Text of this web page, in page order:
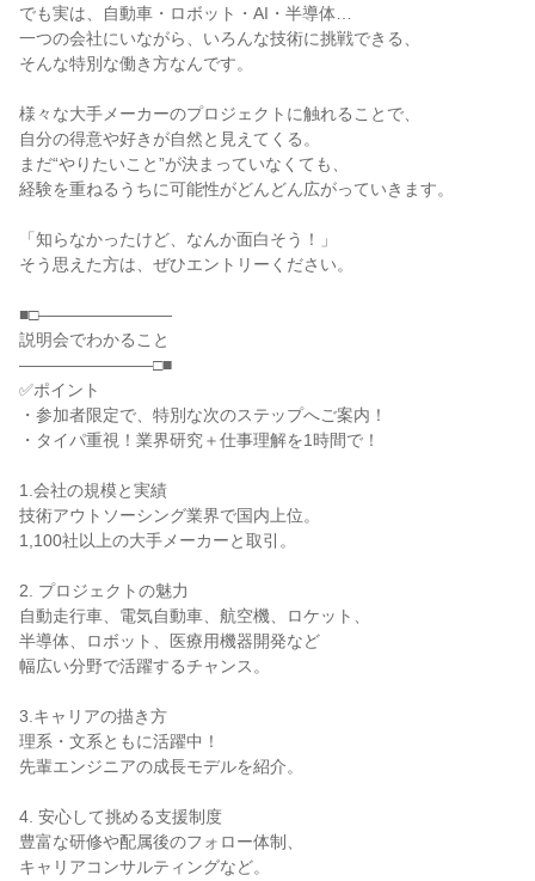
でも実は、自動車・ロボット・AI・半導体…
一つの会社にいながら、いろんな技術に挑戦できる、
そんな特別な働き方なんです。
様々な大手メーカーのプロジェクトに触れることで、
自分の得意や好きが自然と見えてくる。
まだ“やりたいこと”が決まっていなくても、
経験を重ねるうちに可能性がどんどん広がっていきます。
「知らなかったけど、なんか面白そう！」
そう思えた方は、ぜひエントリーください。
■□――――――――
説明会でわかること
――――――――□■
✅ポイント
・参加者限定で、特別な次のステップへご案内！
・タイパ重視！業界研究＋仕事理解を1時間で！
1.会社の規模と実績
技術アウトソーシング業界で国内上位。
1,100社以上の大手メーカーと取引。
2. プロジェクトの魅力
自動走行車、電気自動車、航空機、ロケット、
半導体、ロボット、医療用機器開発など
幅広い分野で活躍するチャンス。
3.キャリアの描き方
理系・文系ともに活躍中！
先輩エンジニアの成長モデルを紹介。
4. 安心して挑める支援制度
豊富な研修や配属後のフォロー体制、
キャリアコンサルティングなど。